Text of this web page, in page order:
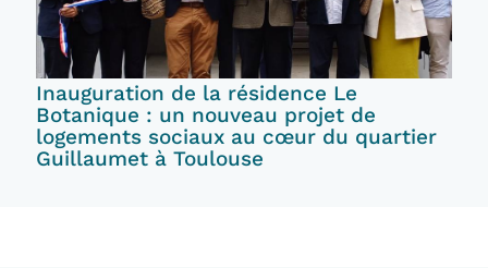
Inauguration de la résidence Le
Botanique : un nouveau projet de
logements sociaux au cœur du quartier
Guillaumet à Toulouse